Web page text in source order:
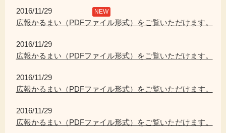
を
2016/11/29 NEW
広報かるまい（PDFファイル形式）をご覧いただけます。
2016/11/29
広報かるまい（PDFファイル形式）をご覧いただけます。
2016/11/29
広報かるまい（PDFファイル形式）をご覧いただけます。
2016/11/29
広報かるまい（PDFファイル形式）をご覧いただけます。